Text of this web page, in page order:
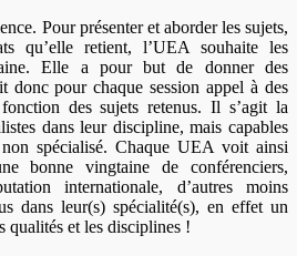
Pour présenter et aborder les sujets,
qu’elle retient, l’UEA souhaite les
Elle a pour but de donner des
donc pour chaque session appel à des
des sujets retenus. Il s’agit la
dans leur discipline, mais capables
spécialisé. Chaque UEA voit ainsi
bonne vingtaine de conférenciers,
internationale, d’autres moins
dans leur(s) spécialité(s), en effet un
qualités et les disciplines !